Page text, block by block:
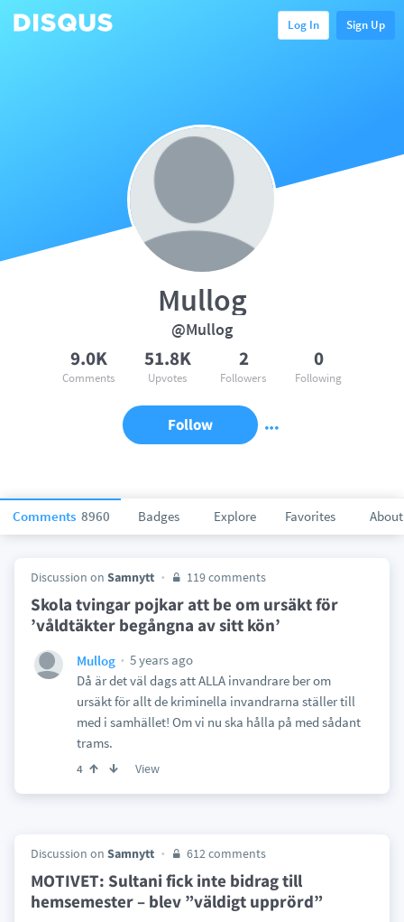
Log In Sign Up
Comments 8960 Badges Explore Favorites About
Mullog
@Mullog
9.0K
Comments
51.8K
Upvotes
2
Followers
0
Following
Follow
Discussion on Samnytt 119 comments
Skola tvingar pojkar att be om ursäkt för
’våldtäkter begångna av sitt kön’
Mullog
5 years ago
Då är det väl dags att ALLA invandrare ber om
ursäkt för allt de kriminella invandrarna ställer till
med i samhället! Om vi nu ska hålla på med sådant
trams.
4 View
Discussion on Samnytt 612 comments
MOTIVET: Sultani fick inte bidrag till
hemsemester – blev ”väldigt upprörd”